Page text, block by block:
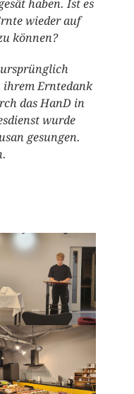
haben. Ist es
wieder auf
können?
ihrem Erntedank
das HanD in
wurde
gesungen.